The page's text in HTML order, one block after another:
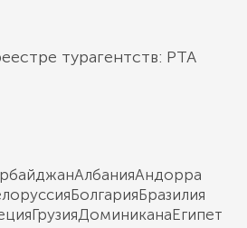
турагентств: РТА
АлбанияАндорра
БолгарияБразилия
ГрузияДоминиканаЕгипет